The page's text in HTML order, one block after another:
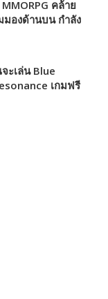
คล้าย
องด้านบน กำลัง
ะเล่น Blue
เกมฟรี